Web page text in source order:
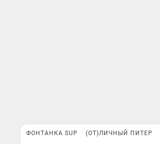
ФОНТАНКА SUP (ОТ)ЛИЧНЫЙ ПИТЕР